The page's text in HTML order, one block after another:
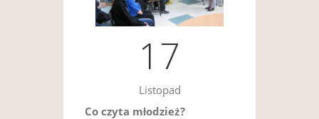
17
Listopad
Co czyta młodzież?